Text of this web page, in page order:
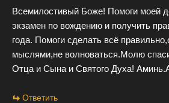
Всемилостивый Боже! Помоги моей
экзамен по вождению и получить
года. Помоги сделать всё
мыслями,не волноваться.Молю
Отца и Сына и Святого Духа!
Ответить